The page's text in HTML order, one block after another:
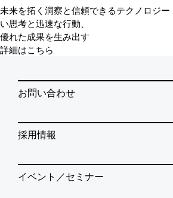
未来を拓く洞察と信頼できるテクノロジー
い思考と迅速な行動、
優れた成果を生み出す
詳細はこちら
お問い合わせ
採用情報
イベント／セミナー